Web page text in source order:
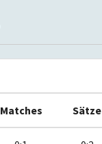
Matches Sätze